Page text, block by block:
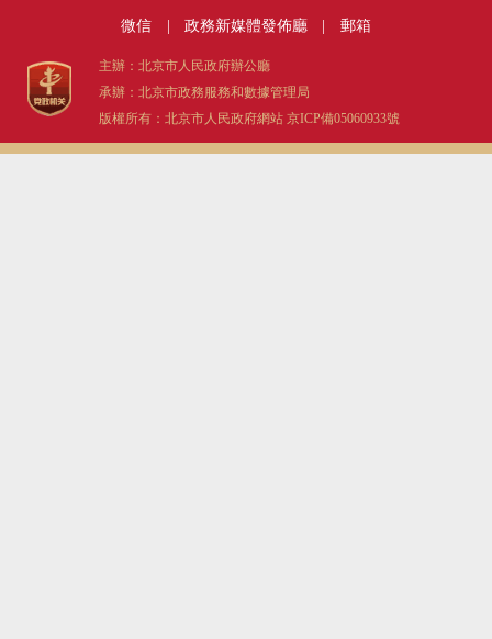
微信 政務新媒體發佈廳 郵箱
主辦：北京市人民政府辦公廳
承辦：北京市政務服務和數據管理局
版權所有：北京市人民政府網站 京ICP備05060933號